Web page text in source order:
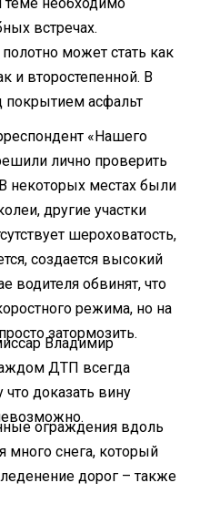
теме необходимо
встречах.
может стать как
и второстепенной. В
покрытием асфальт
«Нашего
лично проверить
В некоторых местах были
другие участки
шероховатость,
создается высокий
водителя обвинят, что
режима, но на
затормозить.
Владимир
ДТП всегда
доказать вину
ограждения вдоль
много снега, который
дорог – также